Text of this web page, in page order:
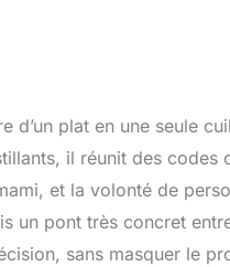
d’un plat en une seule
il réunit des codes
et la volonté de
un pont très concret
sans masquer le